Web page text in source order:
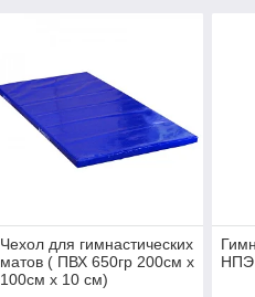
Чехол для гимнастических
матов ( ПВХ 650гр 200см х
100см х 10 см)
НПЭ